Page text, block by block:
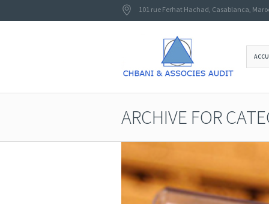
101 rue Ferhat Hachad, Casablanca,
ARCHIVE FOR